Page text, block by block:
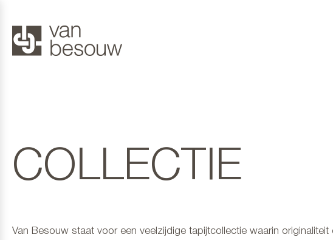
COLLECTIE
Van Besouw staat voor een veelzijdige tapijtcollectie waarin